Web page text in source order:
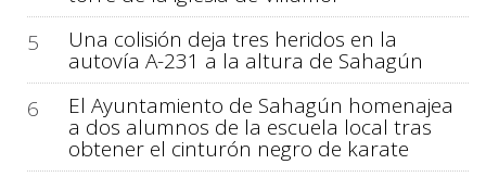
5
Una colisión deja tres heridos en la
autovía A-231 a la altura de Sahagún
6
El Ayuntamiento de Sahagún homenajea
a dos alumnos de la escuela local tras
obtener el cinturón negro de karate